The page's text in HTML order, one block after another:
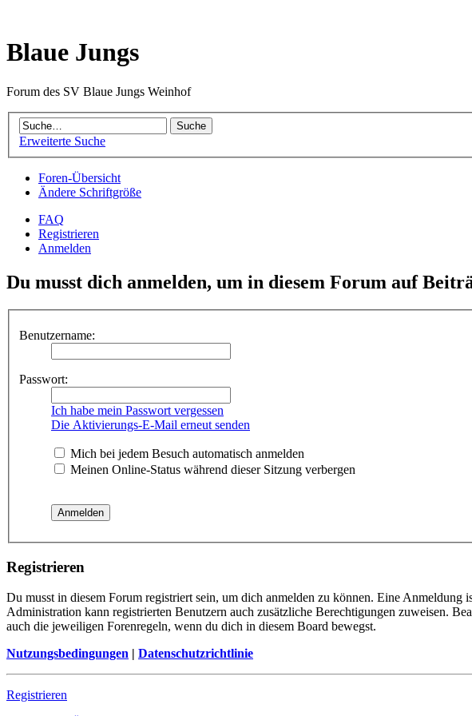
Blaue Jungs
Forum des SV Blaue Jungs Weinhof
Erweiterte Suche
Foren-Übersicht
Ändere Schriftgröße
FAQ
Registrieren
Anmelden
Du musst dich anmelden, um in diesem Forum auf
Benutzername:
Passwort:
Ich habe mein Passwort vergessen
Die Aktivierungs-E-Mail erneut senden
Mich bei jedem Besuch automatisch anmelden
Meinen Online-Status während dieser Sitzung verbergen
Registrieren
Du musst in diesem Forum registriert sein, um dich anmelden zu können. Eine
Administration kann registrierten Benutzern auch zusätzliche Berechtigungen zuweisen.
auch die jeweiligen Forenregeln, wenn du dich in diesem Board bewegst.
Nutzungsbedingungen | Datenschutzrichtlinie
Registrieren